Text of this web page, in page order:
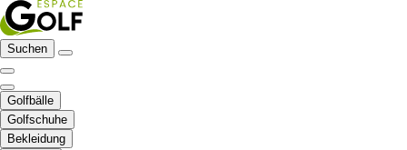
Suchen
Golfbälle
Golfschuhe
Bekleidung